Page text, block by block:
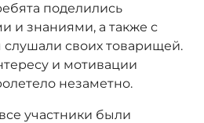
поделились
и знаниями, а также с
своих товарищей.
и мотивации
незаметно.
участники были